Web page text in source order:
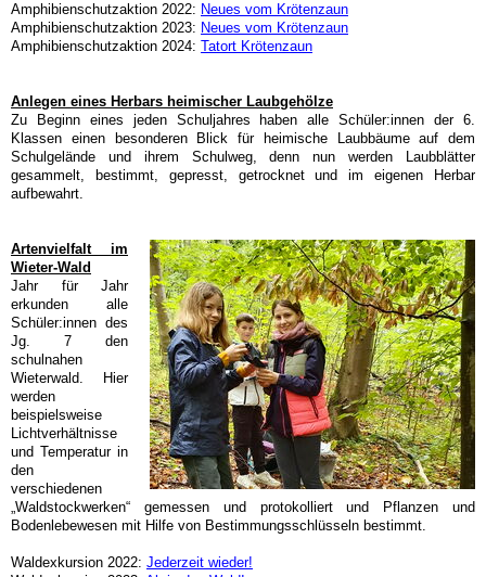
Amphibienschutzaktion 2022: Neues vom Krötenzaun
Amphibienschutzaktion 2023: Neues vom Krötenzaun
Amphibienschutzaktion 2024: Tatort Krötenzaun
Anlegen eines Herbars heimischer Laubgehölze
Zu Beginn eines jeden Schuljahres haben alle Schüler:innen der 6.
Klassen einen besonderen Blick für heimische Laubbäume auf dem
Schulgelände und ihrem Schulweg, denn nun werden Laubblätter
gesammelt, bestimmt, gepresst, getrocknet und im eigenen Herbar
aufbewahrt.
Artenvielfalt im
Wieter-Wald
Jahr für Jahr
erkunden alle
Schüler:innen des
Jg. 7 den
schulnahen
Wieterwald. Hier
werden
beispielsweise
Lichtverhältnisse
und Temperatur in
den
verschiedenen
„Waldstockwerken“ gemessen und protokolliert und Pflanzen und
Bodenlebewesen mit Hilfe von Bestimmungsschlüsseln bestimmt.
Waldexkursion 2022: Jederzeit wieder!